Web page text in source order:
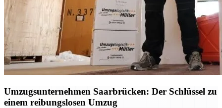
Umzugsunternehmen Saarbrücken: Der Schlüssel zu
einem reibungslosen Umzug